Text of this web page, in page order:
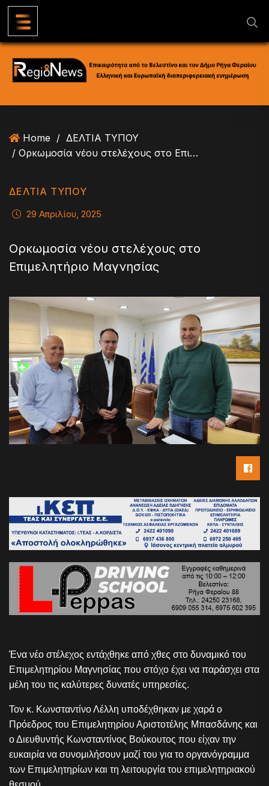
Home / ΔΕΛΤΙΑ ΤΥΠΟΥ
/ Ορκωμοσία νέου στελέχους στο Επιμελητήριο Μαγνησίας
ΔΕΛΤΙΑ ΤΥΠΟΥ
29 Απριλίου, 2025
Ορκωμοσία νέου στελέχους στο
Επιμελητήριο Μαγνησίας
Ένα νέο στέλεχος εντάχθηκε από χθες στο δυναμικό του
Επιμελητηρίου Μαγνησίας που στόχο έχει να παράσχει στα
μέλη του τις καλύτερες δυνατές υπηρεσίες.
Τον κ. Κωνσταντίνο Λέλλη υποδέχθηκαν με χαρά ο
Πρόεδρος του Επιμελητηρίου Αριστοτέλης Μπασδάνης και
ο Διευθυντής Κωνσταντίνος Βούκουτος που είχαν την
ευκαιρία να συνομιλήσουν μαζί του για το οργανόγραμμα
των Επιμελητηρίων και τη λειτουργία του επιμελητηριακού